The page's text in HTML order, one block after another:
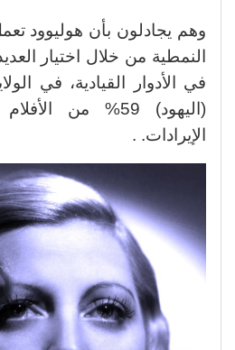
وهم يجادلون بأن هوليوود
النمطية من خلال اختيار
في الأدوار القيادية، في
(اليهود) 59% من
الإيرادات. .